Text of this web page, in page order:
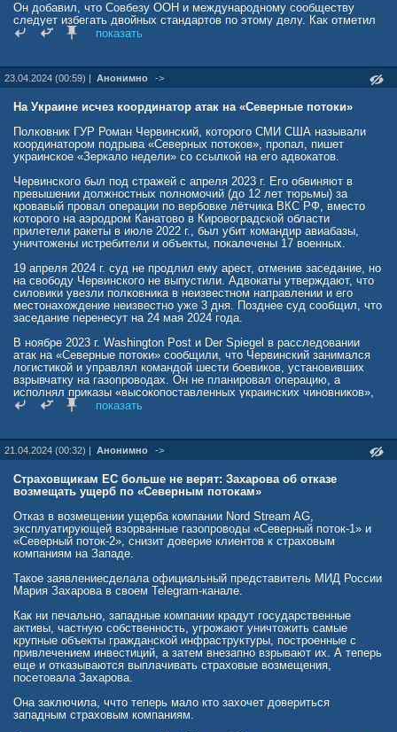
Он добавил, что Совбезу ООН и международному сообществу
следует избегать двойных стандартов по этому делу. Как отметил
Гэн, по итогам других расследований диверсий на газопроводах
Ранее секретарь Совета безопасности России Николай Патрушев
заявил, что заявления западных СМИ о причастности Украины к
дезинформацией. По его словам, такую диверсию по силам
отметил Патрушев, ложные сведения распространялись в расчете
на «некомпетентных западных обывателей».
показать
23.04.2024 (00:59) | Анонимно ->
На Украине исчез координатор атак на «Северные потоки»
Полковник ГУР Роман Червинский, которого СМИ США называли
координатором подрыва «Северных потоков», пропал, пишет
украинское «Зеркало недели» со ссылкой на его адвокатов.
Червинского был под стражей с апреля 2023 г. Его обвиняют в
превышении должностных полномочий (до 12 лет тюрьмы) за
кровавый провал операции по вербовке лётчика ВКС РФ, вместо
которого на аэродром Канатово в Кировоградской области
прилетели ракеты в июле 2022 г., был убит командир авиабазы,
уничтожены истребители и объекты, покалечены 17 военных.
19 апреля 2024 г. суд не продлил ему арест, отменив заседание, но
на свободу Червинского не выпустили. Адвокаты утверждают, что
силовики увезли полковника в неизвестном направлении и его
местонахождение неизвестно уже 3 дня. Позднее суд сообщил, что
заседание перенесут на 24 мая 2024 года.
В ноябре 2023 г. Washington Post и Der Spiegel в расследовании
атак на «Северные потоки» сообщили, что Червинский занимался
логистикой и управлял командой шести боевиков, установивших
взрывчатку на газопроводах. Он не планировал операцию, а
исполнял приказы «высокопоставленных украинских чиновников»,
сообщили источники.
Швеция и Дания, в чьих экономических зонах находились
поврежденные участки, а также Германия. Стокгольм и Копенгаген
о закрытии дела, т. к. у них нет юрисдикции на продолжение
следствия. В феврале 2024 г. Владимир Путин обвинил в подрыве
показать
21.04.2024 (00:32) | Анонимно ->
Страховщикам ЕС больше не верят: Захарова об отказе
возмещать ущерб по «Северным потокам»
Отказ в возмещении ущерба компании Nord Stream AG,
эксплуатирующей взорванные газопроводы «Северный поток-1» и
«Северный поток-2», снизит доверие клиентов к страховым
компаниям на Западе.
Такое заявлениесделала официальный представитель МИД России
Мария Захарова в своем Telegram-канале.
Как ни печально, западные компании крадут государственные
активы, частную собственность, угрожают уничтожить самые
крупные объекты гражданской инфраструктуры, построенные с
привлечением инвестиций, а затем внезапно взрывают их. А теперь
еще и отказываются выплачивать страховые возмещения,
посетовала Захарова.
Она заключила, ччто теперь мало кто захочет довериться
западным страховым компаниям.